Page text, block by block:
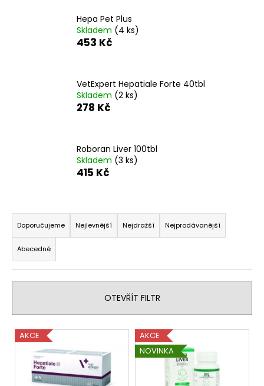
Hepa Pet Plus
Skladem (4 ks)
453 Kč
VetExpert Hepatiale Forte 40tbl
Skladem (2 ks)
278 Kč
Roboran Liver 100tbl
Skladem (3 ks)
415 Kč
Ř
a
z
e
n
r
o
Doporučujeme Nejlevnější Nejdražší Nejprodávanější
Abecedně
OTEVŘÍT FILTR
V
ý
AKCE
AKCE
NOVINKA
HLEDAT
D
o
p
o
r
u
j
e